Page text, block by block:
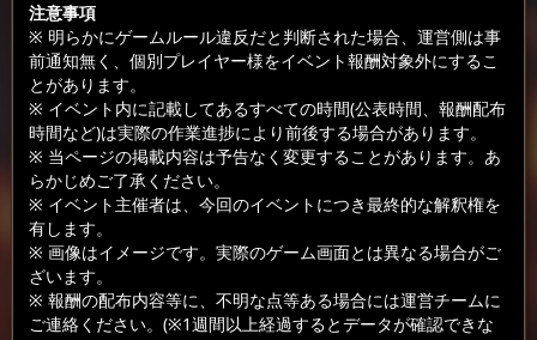
注意事項
※ 明らかにゲームルール違反だと判断された場合、運営側は事
前通知無く、個別プレイヤー様をイベント報酬対象外にするこ
とがあります。
※ イベント内に記載してあるすべての時間(公表時間、報酬配布
時間など)は実際の作業進捗により前後する場合があります。
※ 当ページの掲載内容は予告なく変更することがあります。あ
らかじめご了承ください。
※ イベント主催者は、今回のイベントにつき最終的な解釈権を
有します。
※ 画像はイメージです。実際のゲーム画面とは異なる場合がご
ざいます。
※ 報酬の配布内容等に、不明な点等ある場合には運営チームに
ご連絡ください。(※1週間以上経過するとデータが確認できな